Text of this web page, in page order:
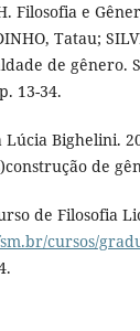
Filosofia e
Tatau;
de gênero.
13-34.
Lúcia Bighelini.
de
de Filosofia
cursos/